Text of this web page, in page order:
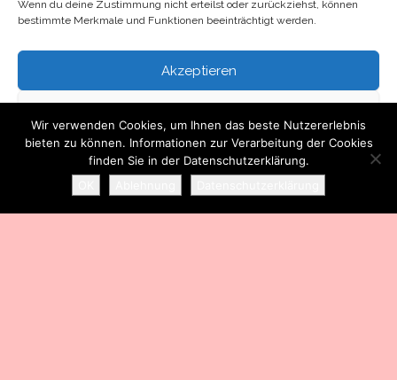
Wenn du deine Zustimmung nicht erteilst oder zurückziehst, können
bestimmte Merkmale und Funktionen beeinträchtigt werden.
Akzeptieren
Einstellungen ansehen
Kontakt
Stolz präsentiert vonWordPress |Theme:Head Blog
Wir verwenden Cookies, um Ihnen das beste Nutzererlebnis
bieten zu können. Informationen zur Verarbeitung der Cookies
finden Sie in der Datenschutzerklärung.